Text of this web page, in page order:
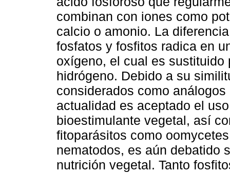
combinan con iones como
calcio o amonio. La
fosfatos y fosfitos radica en
oxígeno, el cual es sustituido
hidrógeno. Debido a su
considerados como
actualidad es aceptado el
bioestimulante vegetal, así
fitoparásitos como
nematodos, es aún debatido
nutrición vegetal. Tanto